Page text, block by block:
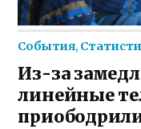
События,
Из-за
линейные